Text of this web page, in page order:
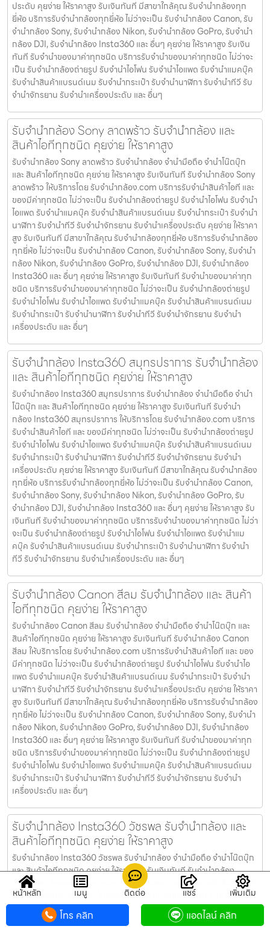
ประดับ คุยง่าย ให้ราคาสูง รับเงินทันที มีสาขาใกล้คุณ รับจำนำกล้องทุก
ยี่ห้อ บริการรับจำนำกล้องทุกยี่ห้อ ไม่ว่าจะเป็น รับจำนำกล้อง Canon, รับ
จำนำกล้อง Sony, รับจำนำกล้อง Nikon, รับจำนำกล้อง GoPro, รับจำนำ
กล้อง DJI, รับจำนำกล้อง Insta360 และ อื่นๆ คุยง่าย ให้ราคาสูง รับเงิน
ทันที รับจำนำของมาค่าทุกชนิด บริการรับจำนำของมาค่าทุกชนิด ไม่ว่าจะ
เป็น รับจํานํากล้องถ่ายรูป รับจํานําไอโฟน รับจํานําไอแพด รับจํานําแมคบุ๊ค
รับจํานําสินค้าแบรนด์เนม รับจํานํากระเป๋า รับจํานํานาฬิกา รับจํานําทีวี รับ
จํานําจักรยาน รับจํานําเครื่องประดับ และ อื่นๆ
รับจำนำกล้อง Sony ลาดพร้าว รับจํานํากล้อง และ
สินค้าไอทีทุกชนิด คุยง่าย ให้ราคาสูง
รับจำนำกล้อง Sony ลาดพร้าว รับจํานํากล้อง จำนำมือถือ จำนำโน๊ตบุ๊ก
และ สินค้าไอทีทุกชนิด คุยง่าย ให้ราคาสูง รับเงินทันที รับจำนำกล้อง Sony
ลาดพร้าว ให้บริการโดย รับจํานํากล้อง.com บริการรับจํานําสินค้าไอที และ
ของมีค่าทุกชนิด ไม่ว่าจะเป็น รับจํานํากล้องถ่ายรูป รับจํานําไอโฟน รับจํานํา
ไอแพด รับจํานําแมคบุ๊ค รับจํานําสินค้าแบรนด์เนม รับจํานํากระเป๋า รับจํานํา
นาฬิกา รับจํานําทีวี รับจํานําจักรยาน รับจํานําเครื่องประดับ คุยง่าย ให้ราคา
สูง รับเงินทันที มีสาขาใกล้คุณ รับจำนำกล้องทุกยี่ห้อ บริการรับจำนำกล้อง
ทุกยี่ห้อ ไม่ว่าจะเป็น รับจำนำกล้อง Canon, รับจำนำกล้อง Sony, รับจำนำ
กล้อง Nikon, รับจำนำกล้อง GoPro, รับจำนำกล้อง DJI, รับจำนำกล้อง
Insta360 และ อื่นๆ คุยง่าย ให้ราคาสูง รับเงินทันที รับจำนำของมาค่าทุก
ชนิด บริการรับจำนำของมาค่าทุกชนิด ไม่ว่าจะเป็น รับจํานํากล้องถ่ายรูป
รับจํานําไอโฟน รับจํานําไอแพด รับจํานําแมคบุ๊ค รับจํานําสินค้าแบรนด์เนม
รับจํานํากระเป๋า รับจํานํานาฬิกา รับจํานําทีวี รับจํานําจักรยาน รับจํานํา
เครื่องประดับ และ อื่นๆ
รับจำนำกล้อง Insta360 สมุทรปราการ รับจํานํากล้อง
และ สินค้าไอทีทุกชนิด คุยง่าย ให้ราคาสูง
รับจำนำกล้อง Insta360 สมุทรปราการ รับจํานํากล้อง จำนำมือถือ จำนำ
โน๊ตบุ๊ก และ สินค้าไอทีทุกชนิด คุยง่าย ให้ราคาสูง รับเงินทันที รับจำนำ
กล้อง Insta360 สมุทรปราการ ให้บริการโดย รับจํานํากล้อง.com บริการ
รับจํานําสินค้าไอที และ ของมีค่าทุกชนิด ไม่ว่าจะเป็น รับจํานํากล้องถ่ายรูป
รับจํานําไอโฟน รับจํานําไอแพด รับจํานําแมคบุ๊ค รับจํานําสินค้าแบรนด์เนม
รับจํานํากระเป๋า รับจํานํานาฬิกา รับจํานําทีวี รับจํานําจักรยาน รับจํานํา
เครื่องประดับ คุยง่าย ให้ราคาสูง รับเงินทันที มีสาขาใกล้คุณ รับจำนำกล้อง
ทุกยี่ห้อ บริการรับจำนำกล้องทุกยี่ห้อ ไม่ว่าจะเป็น รับจำนำกล้อง Canon,
รับจำนำกล้อง Sony, รับจำนำกล้อง Nikon, รับจำนำกล้อง GoPro, รับ
จำนำกล้อง DJI, รับจำนำกล้อง Insta360 และ อื่นๆ คุยง่าย ให้ราคาสูง รับ
เงินทันที รับจำนำของมาค่าทุกชนิด บริการรับจำนำของมาค่าทุกชนิด ไม่ว่า
จะเป็น รับจํานํากล้องถ่ายรูป รับจํานําไอโฟน รับจํานําไอแพด รับจํานําแม
คบุ๊ค รับจํานําสินค้าแบรนด์เนม รับจํานํากระเป๋า รับจํานํานาฬิกา รับจํานํา
ทีวี รับจํานําจักรยาน รับจํานําเครื่องประดับ และ อื่นๆ
รับจำนำกล้อง Canon สีลม รับจํานํากล้อง และ สินค้า
ไอทีทุกชนิด คุยง่าย ให้ราคาสูง
รับจำนำกล้อง Canon สีลม รับจํานํากล้อง จำนำมือถือ จำนำโน๊ตบุ๊ก และ
สินค้าไอทีทุกชนิด คุยง่าย ให้ราคาสูง รับเงินทันที รับจำนำกล้อง Canon
สีลม ให้บริการโดย รับจํานํากล้อง.com บริการรับจํานําสินค้าไอที และ ของ
มีค่าทุกชนิด ไม่ว่าจะเป็น รับจํานํากล้องถ่ายรูป รับจํานําไอโฟน รับจํานําไอ
แพด รับจํานําแมคบุ๊ค รับจํานําสินค้าแบรนด์เนม รับจํานํากระเป๋า รับจํานํา
นาฬิกา รับจํานําทีวี รับจํานําจักรยาน รับจํานําเครื่องประดับ คุยง่าย ให้ราคา
สูง รับเงินทันที มีสาขาใกล้คุณ รับจำนำกล้องทุกยี่ห้อ บริการรับจำนำกล้อง
ทุกยี่ห้อ ไม่ว่าจะเป็น รับจำนำกล้อง Canon, รับจำนำกล้อง Sony, รับจำนำ
กล้อง Nikon, รับจำนำกล้อง GoPro, รับจำนำกล้อง DJI, รับจำนำกล้อง
Insta360 และ อื่นๆ คุยง่าย ให้ราคาสูง รับเงินทันที รับจำนำของมาค่าทุก
ชนิด บริการรับจำนำของมาค่าทุกชนิด ไม่ว่าจะเป็น รับจํานํากล้องถ่ายรูป
รับจํานําไอโฟน รับจํานําไอแพด รับจํานําแมคบุ๊ค รับจํานําสินค้าแบรนด์เนม
รับจํานํากระเป๋า รับจํานํานาฬิกา รับจํานําทีวี รับจํานําจักรยาน รับจํานํา
เครื่องประดับ และ อื่นๆ
รับจำนำกล้อง Insta360 วัชรพล รับจํานํากล้อง และ
สินค้าไอทีทุกชนิด คุยง่าย ให้ราคาสูง
รับจำนำกล้อง Insta360 วัชรพล รับจํานํากล้อง จำนำมือถือ จำนำโน๊ตบุ๊ก
และ สินค้าไอทีทุกชนิด คุยง่าย ให้ราคาสูง รับเงินทันที รับจำนำกล้อง
Insta360 วัชรพล ให้บริการโดย รับจํานํากล้อง.com บริการรับจํานําสินค้า
ไอที และ ของมีค่าทุกชนิด ไม่ว่าจะเป็น รับจํานํากล้องถ่ายรูป รับจํานําไอโฟน
รับจํานําไอแพด รับจํานําแมคบุ๊ค รับจํานําสินค้าแบรนด์เนม รับจํานํากระเป๋า
รับจํานํานาฬิกา รับจํานําทีวี รับจํานําจักรยาน รับจํานําเครื่องประดับ คุย
หน้าหลัก เมนู ติดต่อ แชร์ เพิ่มเติม
โทร คลิก แอดไลน์ คลิก